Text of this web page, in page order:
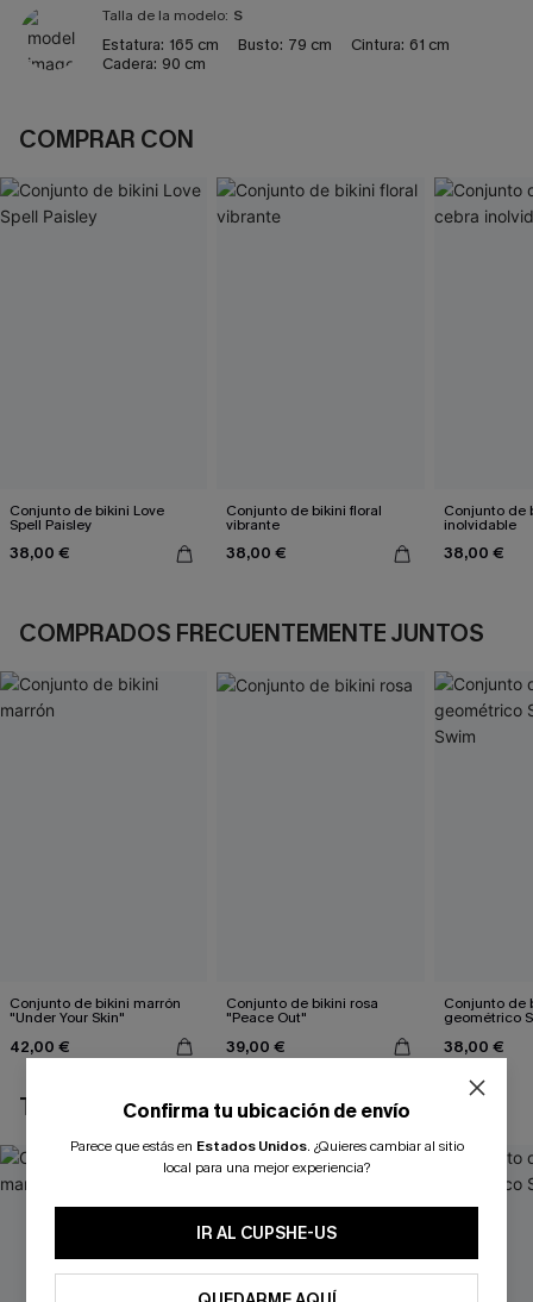
Talla de la modelo: S
Estatura: 165 cm Busto: 79 cm Cintura: 61 cm
Cadera: 90 cm
COMPRAR CON
Conjunto de bikini Love
Spell Paisley
38,00 €
Conjunto de bikini floral
vibrante
38,00 €
Conjunto de
inolvidable
38,00 €
COMPRADOS FRECUENTEMENTE JUNTOS
Conjunto de bikini marrón
"Under Your Skin"
42,00 €
Conjunto de bikini rosa
"Peace Out"
39,00 €
Conjunto de
geométrico
38,00 €
TAMBIÉN TE PUEDE GUSTAR
Confirma tu ubicación de envío
Parece que estás en Estados Unidos. ¿Quieres cambiar al sitio
local para una mejor experiencia?
IR AL CUPSHE-US